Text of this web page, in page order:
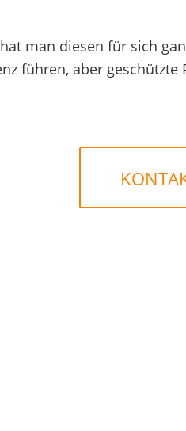
man diesen für sich
führen, aber geschützte